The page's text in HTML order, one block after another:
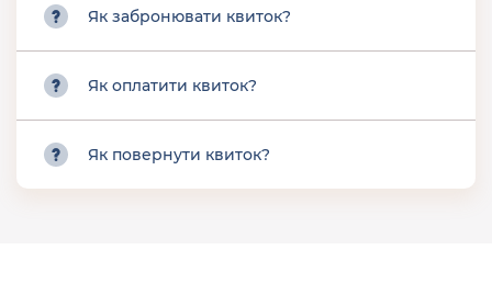
Як забронювати квиток?
Як оплатити квиток?
Як повернути квиток?